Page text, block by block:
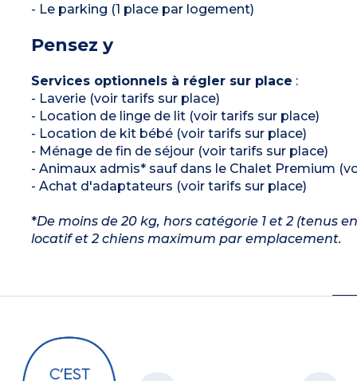
- Le parking (1 place par logement)
Pensez y
Services optionnels à régler sur place :
- Laverie (voir tarifs sur place)
- Location de linge de lit (voir tarifs sur place)
- Location de kit bébé (voir tarifs sur place)
- Ménage de fin de séjour (voir tarifs sur place)
- Animaux admis* sauf dans le Chalet Premium
- Achat d'adaptateurs (voir tarifs sur place)
*De moins de 20 kg, hors catégorie 1 et 2 (tenus
locatif et 2 chiens maximum par emplacement.